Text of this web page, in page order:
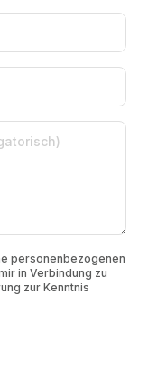
personenbezogenen
in Verbindung zu
zur Kenntnis